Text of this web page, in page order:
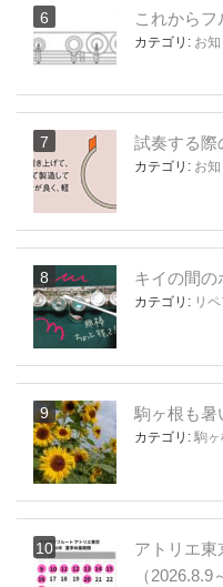
これから
カテゴリ: お
試奏する際
カテゴリ: お
キイの間の
カテゴリ: リ
駒ヶ根も
カテゴリ: 駒ヶ
アトリエ
（2026.8.9